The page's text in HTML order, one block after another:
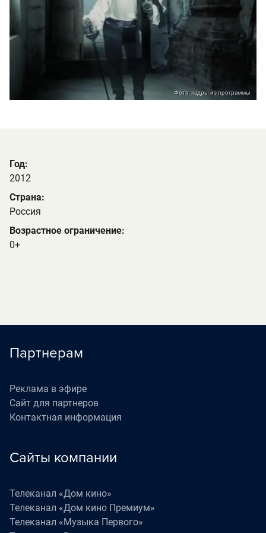
Фото: кадры из программы
Год:
2012
Страна:
Россия
Возрастное ограничение:
0+
Партнерам
Реклама в эфире
Сайт для партнеров
Контактная информация
Сайты компании
Телеканал «Дом кино»
Телеканал «Дом кино Премиум»
Телеканал «Музыка Первого»